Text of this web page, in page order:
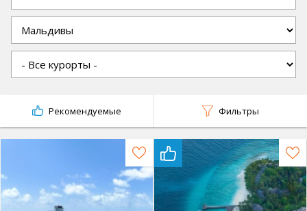
Рекомендуемые Фильтры